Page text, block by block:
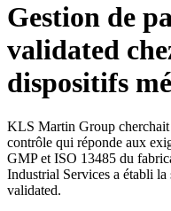
Gestion de
validated
dispositifs
KLS Martin Group cherchait
contrôle qui réponde aux
GMP et ISO 13485 du
Industrial Services a établi
validated.